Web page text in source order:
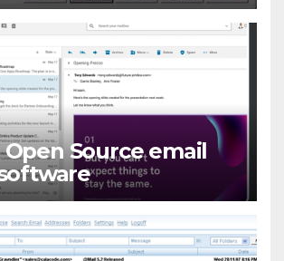
Source email